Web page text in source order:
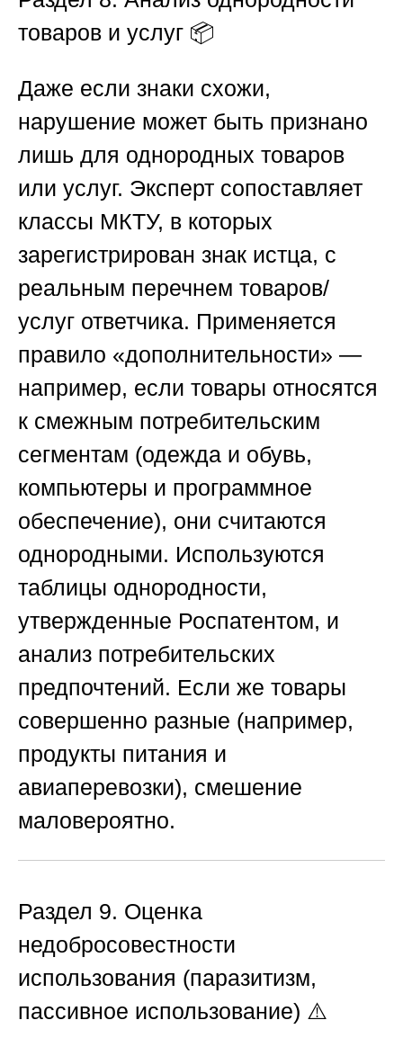
товаров и услуг 📦
Даже если знаки схожи,
нарушение может быть признано
лишь для однородных товаров
или услуг. Эксперт сопоставляет
классы МКТУ, в которых
зарегистрирован знак истца, с
реальным перечнем товаров/
услуг ответчика. Применяется
правило «дополнительности» —
например, если товары относятся
к смежным потребительским
сегментам (одежда и обувь,
компьютеры и программное
обеспечение), они считаются
однородными. Используются
таблицы однородности,
утвержденные Роспатентом, и
анализ потребительских
предпочтений. Если же товары
совершенно разные (например,
продукты питания и
авиаперевозки), смешение
маловероятно.
Раздел 9. Оценка
недобросовестности
использования (паразитизм,
пассивное использование) ⚠️